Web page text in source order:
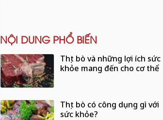
NỘI DUNG PHỔ BIẾN
Thịt bò và những lợi ích sức
khỏe mang đến cho cơ thể
Thịt bò có công dụng gì với
sức khỏe?